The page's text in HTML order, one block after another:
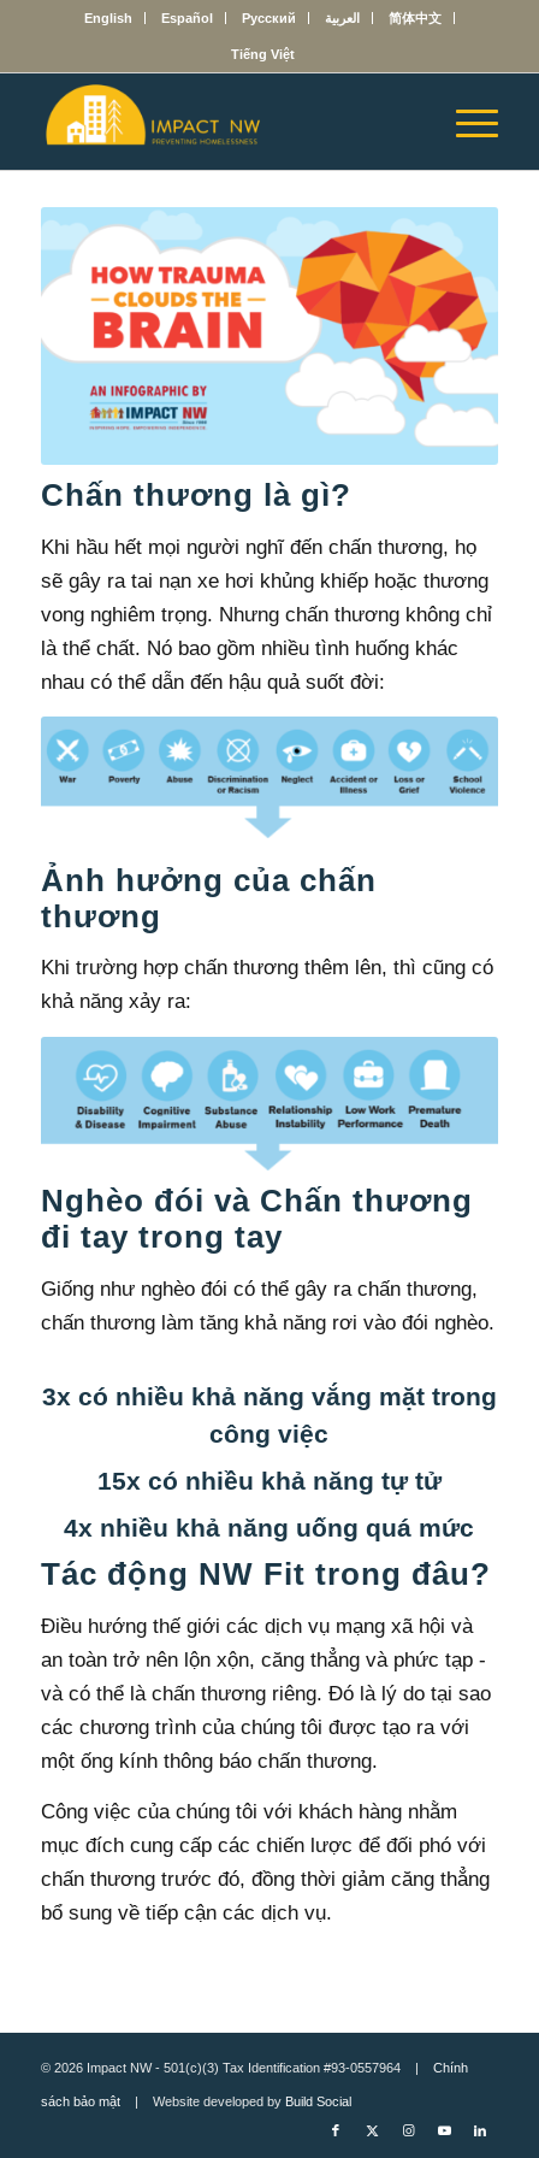
English Español Русский العربية 简体中文
Tiếng Việt
Chấn thương là gì?
Khi hầu hết mọi người nghĩ đến chấn thương, họ
sẽ gây ra tai nạn xe hơi khủng khiếp hoặc thương
vong nghiêm trọng. Nhưng chấn thương không chỉ
là thể chất. Nó bao gồm nhiều tình huống khác
nhau có thể dẫn đến hậu quả suốt đời:
Ảnh hưởng của chấn
thương
Khi trường hợp chấn thương thêm lên, thì cũng có
khả năng xảy ra:
Nghèo đói và Chấn thương
đi tay trong tay
Giống như nghèo đói có thể gây ra chấn thương,
chấn thương làm tăng khả năng rơi vào đói nghèo.
3x có nhiều khả năng vắng mặt trong
công việc
15x có nhiều khả năng tự tử
4x nhiều khả năng uống quá mức
Tác động NW Fit trong đâu?
Điều hướng thế giới các dịch vụ mạng xã hội và
an toàn trở nên lộn xộn, căng thẳng và phức tạp -
và có thể là chấn thương riêng. Đó là lý do tại sao
các chương trình của chúng tôi được tạo ra với
một ống kính thông báo chấn thương.
Công việc của chúng tôi với khách hàng nhằm
mục đích cung cấp các chiến lược để đối phó với
chấn thương trước đó, đồng thời giảm căng thẳng
bổ sung về tiếp cận các dịch vụ.
© 2026 Impact NW - 501(c)(3) Tax Identification #93-0557964 | Chính
sách bảo mật| Website developed by Build Social